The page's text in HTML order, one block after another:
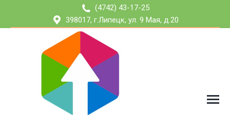
(4742) 43-17-25
398017, г.Липецк, ул. 9 Мая, д.20